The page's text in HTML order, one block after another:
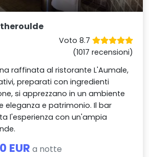
Voto 8.7
(1017 recensioni)
raffinata al ristorante L'Aumale,
preparati con ingredienti
si apprezzano in un ambiente
eleganza e patrimonio. Il bar
l'esperienza con un'ampia
EUR a notte